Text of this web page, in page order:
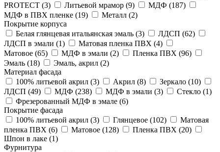
PROTECT (3) Литьевой мрамор (9) МДФ (187)
МДФ в ПВХ пленке (19) Металл (2)
Покрытие корпуса
Белая глянцевая итальянская эмаль (3) ЛДСП (62)
ЛДСП в эмали (1) Матовая пленка ПВХ (4)
Матовое (65) МДФ в эмали (2) Пленка ПВХ (96)
Эмаль (18) Эмаль, акрил (2)
Материал фасада
100% литьевой акрил (3) Акрил (8) Зеркало (10)
ЛДСП (49) МДФ (238) МДФ в эмали (3) Стекло (1)
Фрезерованный МДФ в эмале (6)
Покрытие фасада
100% литьевой акрил (3) Глянцевое (102)
Матовая
пленка ПВХ (6) Матовое (128) Пленка ПВХ (20)
Шпон в лаке (1)
Фурнитура